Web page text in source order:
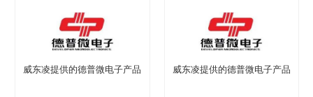
威东凌提供的德普微电子产品 威东凌提供的德普微电子产品